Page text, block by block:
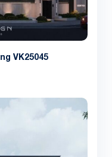
VK25045